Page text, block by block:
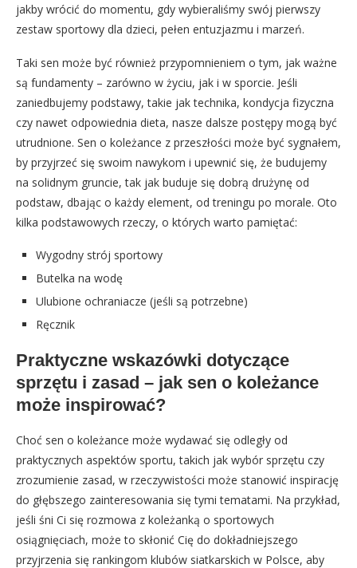
jakby wrócić do momentu, gdy wybieraliśmy swój pierwszy
zestaw sportowy dla dzieci, pełen entuzjazmu i marzeń.
Taki sen może być również przypomnieniem o tym, jak ważne
są fundamenty – zarówno w życiu, jak i w sporcie. Jeśli
zaniedbujemy podstawy, takie jak technika, kondycja fizyczna
czy nawet odpowiednia dieta, nasze dalsze postępy mogą być
utrudnione. Sen o koleżance z przeszłości może być sygnałem,
by przyjrzeć się swoim nawykom i upewnić się, że budujemy
na solidnym gruncie, tak jak buduje się dobrą drużynę od
podstaw, dbając o każdy element, od treningu po morale. Oto
kilka podstawowych rzeczy, o których warto pamiętać:
Wygodny strój sportowy
Butelka na wodę
Ulubione ochraniacze (jeśli są potrzebne)
Ręcznik
Praktyczne wskazówki dotyczące
sprzętu i zasad – jak sen o koleżance
może inspirować?
Choć sen o koleżance może wydawać się odległy od
praktycznych aspektów sportu, takich jak wybór sprzętu czy
zrozumienie zasad, w rzeczywistości może stanowić inspirację
do głębszego zainteresowania się tymi tematami. Na przykład,
jeśli śni Ci się rozmowa z koleżanką o sportowych
osiągnięciach, może to skłonić Cię do dokładniejszego
przyjrzenia się rankingom klubów siatkarskich w Polsce, aby